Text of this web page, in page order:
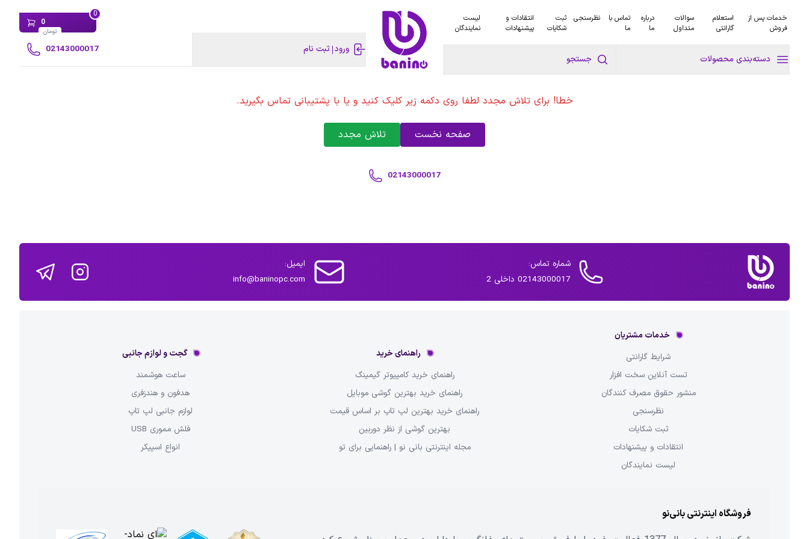
خدمات پس از
فروش
استعلام
گارانتی
سوالات
متداول
درباره
ما
تماس با
ما
نظرسنجی
ثبت
شکایات
انتقادات و
پیشنهادات
لیست
نمایندگان
دسته‌بندی محصولات جستجو
0
0
تومان
ورود ثبت نام 02143000017
خطا! برای تلاش مجدد لطفا روی دکمه زیر کلیک کنید و یا با پشتیبانی تماس بگیرید.
صفحه نخست تلاش مجدد
02143000017
شماره تماس:
02143000017 داخلی 2
ایمیل:
info@baninopc.com
خدمات مشتریان
شرایط گارانتی
تست آنلاین سخت افزار
منشور حقوق مصرف کنندگان
نظرسنجی
ثبت شکایات
انتقادات و پیشنهادات
لیست نمایندگان
راهنمای خرید
راهنمای خرید کامپیوتر گیمینگ
راهنمای خرید بهترین گوشی موبایل
راهنمای خرید بهترین لپ تاپ بر اساس قیمت
بهترین گوشی از نظر دوربین
مجله اینترنتی بانی نو | راهنمایی برای تو
گجت و لوازم جانبی
ساعت هوشمند
هدفون و هندزفری
لوازم جانبی لپ تاپ
فلش مموری USB
انواع اسپیکر
فروشگاه اینترنتی بانی‌نو